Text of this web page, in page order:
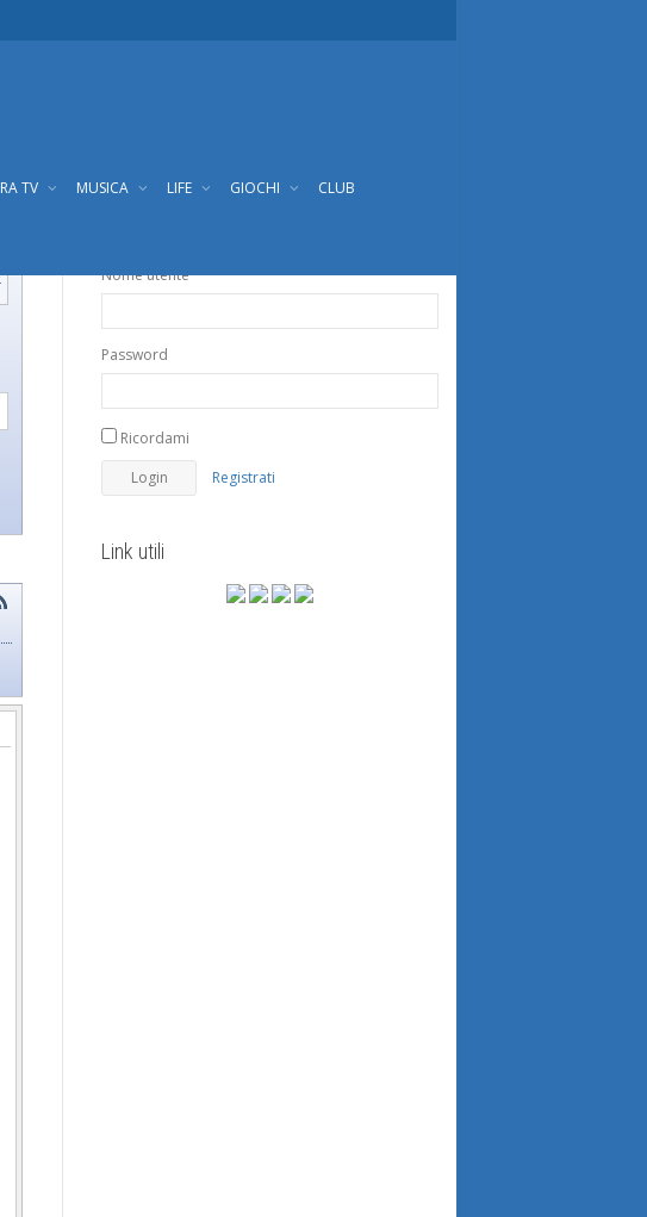
TV MUSICA LIFE GIOCHI CLUB
Nome utente
Password
Ricordami
Registrati
Link utili